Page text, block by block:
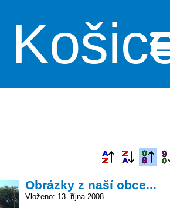
Obrázky z naší obce...
Vloženo: 13. října 2008